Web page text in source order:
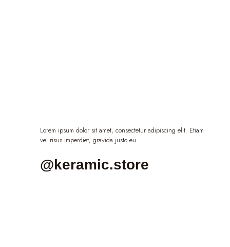
Lorem ipsum dolor sit amet, consectetur adipiscing elit. Etiam
vel risus imperdiet, gravida justo eu.
@keramic.store